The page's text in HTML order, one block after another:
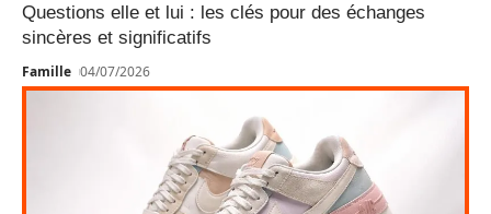
Questions elle et lui : les clés pour des échanges
sincères et significatifs
Famille 04/07/2026